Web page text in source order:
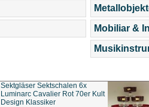
Mobiliar &
Sektgläser Sektschalen 6x
Luminarc Cavalier Rot 70er Kult
Design Klassiker